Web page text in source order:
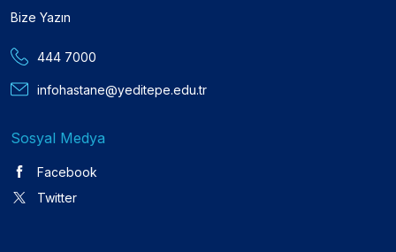
Bize Yazın
444 7000
infohastane@yeditepe.edu.tr
Sosyal Medya
Facebook
Twitter